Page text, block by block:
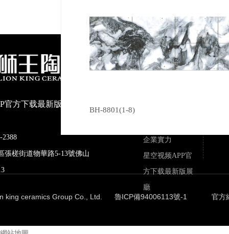
官方下载最新版陶瓷有限公
2388
張槎街道物華路5-13號佛山
king ceramics Group Co., Ltd. 魯ICP備94006113號-1 官方
企業實力
星空视频APP官
方下载最新版展
廳
關於星空视频
上一篇 FWVS6005
BH-8801(1-8)